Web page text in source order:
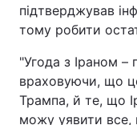
Зброя
Здоров'я
Цікавинки
підтверджував
тому робити
"Угода з Іраном –
враховуючи, що
Трампа, й те, що
можу уявити все,